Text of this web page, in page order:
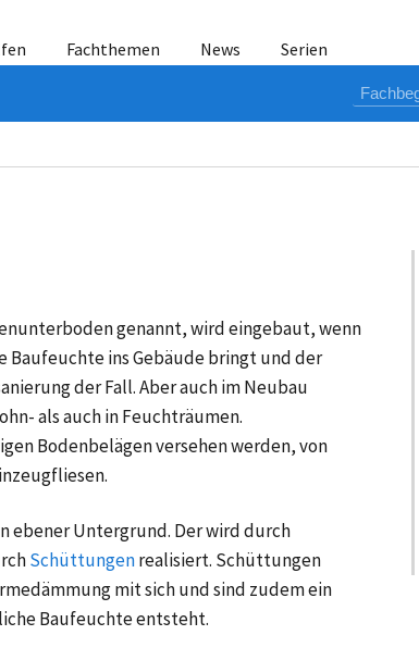
Fachthemen News Serien
genannt, wird eingebaut, wenn
ins Gebäude bringt und der
der Fall. Aber auch im Neubau
als auch in Feuchträumen.
Bodenbelägen versehen werden, von
ebener Untergrund. Der wird durch
Schüttungenrealisiert. Schüttungen
mit sich und sind zudem ein
Baufeuchte entsteht.